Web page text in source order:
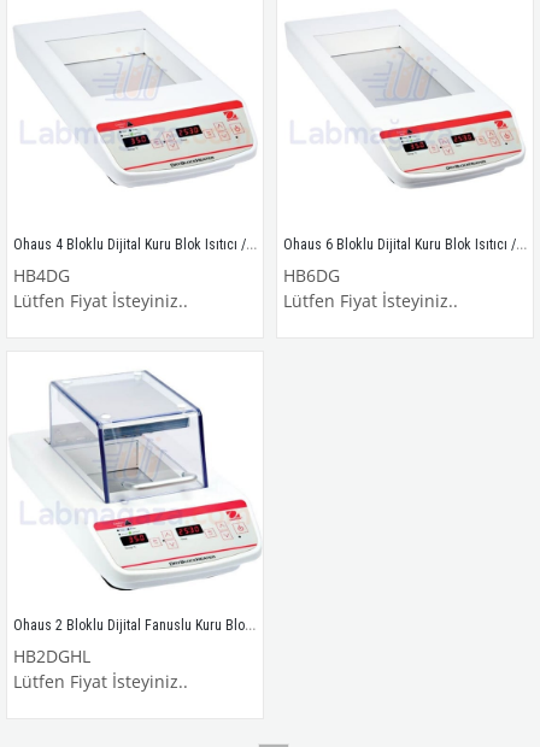
Ohaus 4 Bloklu Dijital Kuru Blok Isıtıcı / HB4DG
HB4DG
Lütfen Fiyat İsteyiniz..
Ohaus 6 Bloklu Dijital Kuru Blok Isıtıcı / HB6DG
HB6DG
Lütfen Fiyat İsteyiniz..
Ohaus 2 Bloklu Dijital Fanuslu Kuru Blok Isıtıcı / HB2DGHL
HB2DGHL
Lütfen Fiyat İsteyiniz..